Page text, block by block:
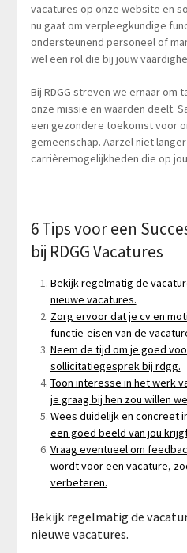
vacatures op onze website en
nu gaat om verpleegkundige
ondersteunend personeel of
wel een rol die bij jouw
Bij RDGG streven we ernaar
onze missie en waarden deelt.
een gezondere toekomst voor
gemeenschap. Aarzel niet
carrièremogelijkheden die op jou
6 Tips voor een
bij RDGG Vacatures
Bekijk regelmatig de
nieuwe vacatures.
Zorg ervoor dat je cv en
functie-eisen van de
Neem de tijd om je goed
sollicitatiegesprek bij rdgg.
Toon interesse in het werk
je graag bij hen zou willen
Wees duidelijk en concreet
een goed beeld van jou
Vraag eventueel om
wordt voor een vacature,
verbeteren.
Bekijk regelmatig de
nieuwe vacatures.